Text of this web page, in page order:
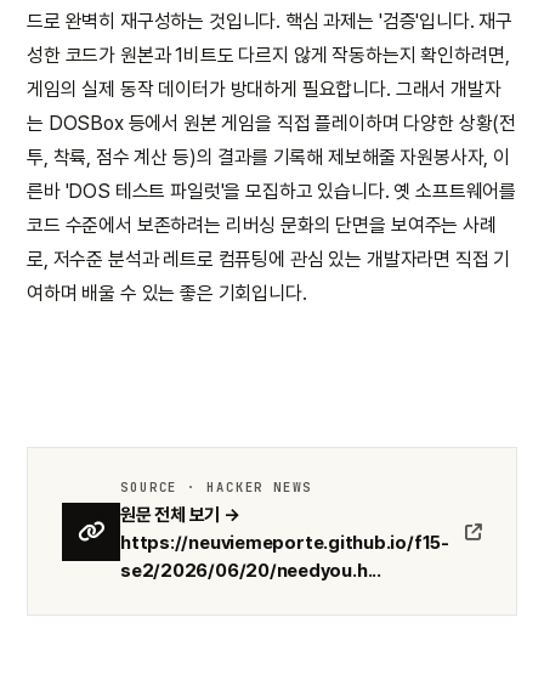
드로 완벽히 재구성하는 것입니다. 핵심 과제는 '검증'입니다. 재구
성한 코드가 원본과 1비트도 다르지 않게 작동하는지 확인하려면,
게임의 실제 동작 데이터가 방대하게 필요합니다. 그래서 개발자
는 DOSBox 등에서 원본 게임을 직접 플레이하며 다양한 상황(전
투, 착륙, 점수 계산 등)의 결과를 기록해 제보해줄 자원봉사자, 이
른바 'DOS 테스트 파일럿'을 모집하고 있습니다. 옛 소프트웨어를
코드 수준에서 보존하려는 리버싱 문화의 단면을 보여주는 사례
로, 저수준 분석과 레트로 컴퓨팅에 관심 있는 개발자라면 직접 기
여하며 배울 수 있는 좋은 기회입니다.
SOURCE · HACKER NEWS
원문 전체 보기 →
https://neuviemeporte.github.io/f15-
se2/2026/06/20/needyou.h...